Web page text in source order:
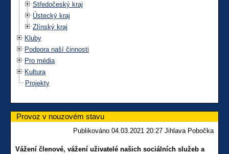
Středočeský kraj
Ústecký kraj
Zlínský kraj
Kluby
Podpora naší činnosti
Pro média
Kultura
Projekty
Provoz v nouzovém stavu
Publikováno 04.03.2021 20:27 Jihlava Pobočka
Vážení členové, vážení uživatelé našich sociálních služeb a